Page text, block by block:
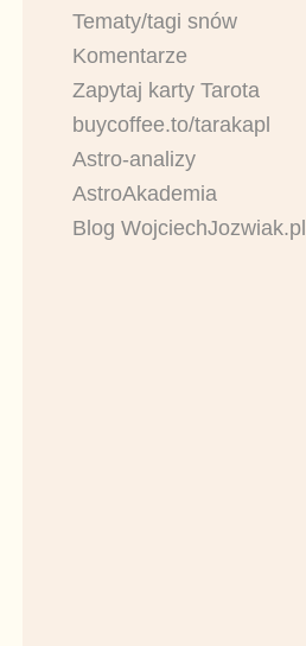
Tematy/tagi snów
Komentarze
Zapytaj karty Tarota
buycoffee.to/tarakapl
Astro-analizy
AstroAkademia
Blog WojciechJozwiak.pl